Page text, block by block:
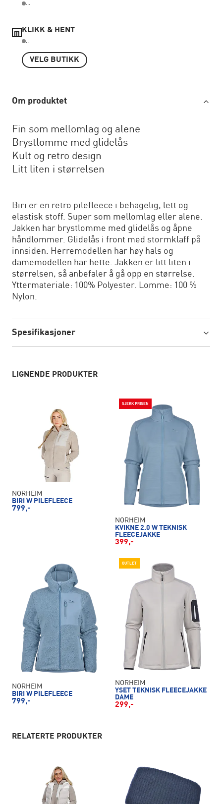
...
KLIKK & HENT
..
VELG BUTIKK
Om produktet
Fin som mellomlag og alene
Brystlomme med glidelås
Kult og retro design
Litt liten i størrelsen
Biri er en retro pilefleece i behagelig, lett og
elastisk stoff. Super som mellomlag eller alene.
Jakken har brystlomme med glidelås og åpne
håndlommer. Glidelås i front med stormklaff på
innsiden. Herremodellen har høy hals og
damemodellen har hette. Jakken er litt liten i
størrelsen, så anbefaler å gå opp en størrelse.
Yttermateriale: 100% Polyester. Lomme: 100 %
Nylon.
Spesifikasjoner
LIGNENDE PRODUKTER
NORHEIM
BIRI W PILEFLEECE
799,-
SJEKK PRISEN
NORHEIM
KVIKNE 2.0 W TEKNISK
FLEECEJAKKE
399,-
NORHEIM
BIRI W PILEFLEECE
799,-
OUTLET
NORHEIM
YSET TEKNISK FLEECEJAKKE
DAME
299,-
RELATERTE PRODUKTER